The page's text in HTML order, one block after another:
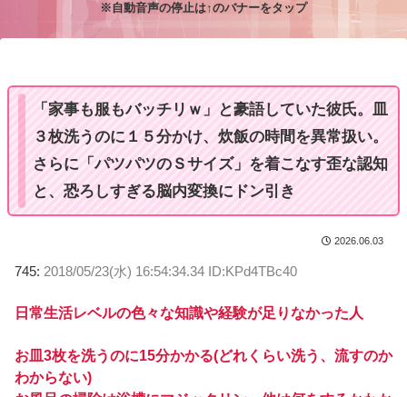
※自動音声の停止は↑のバナーをタップ
「家事も服もバッチリｗ」と豪語していた彼氏。皿
３枚洗うのに１５分かけ、炊飯の時間を異常扱い。
さらに「パツパツのＳサイズ」を着こなす歪な認知
と、恐ろしすぎる脳内変換にドン引き
2026.06.03
745: 2018/05/23(水) 16:54:34.34 ID:KPd4TBc40
日常生活レベルの色々な知識や経験が足りなかった人
お皿3枚を洗うのに15分かかる(どれくらい洗う、流すのか
わからない)